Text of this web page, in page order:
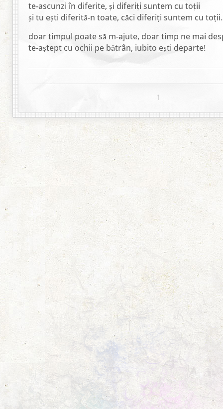
te-ascunzi în diferite, și diferiți suntem cu toții
și tu ești diferită-n toate, căci diferiți suntem cu toții.
doar timpul poate să m-ajute, doar timp ne mai
te-aștept cu ochii pe bătrân, iubito ești departe!
1